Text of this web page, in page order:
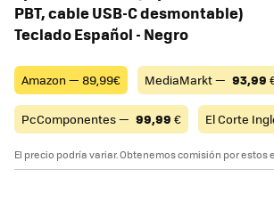
PBT, cable USB-C desmontable)
Teclado Español - Negro
Amazon — 89,99€ MediaMarkt — 93,99
PcComponentes — 99,99 € El Corte
El precio podría variar. Obtenemos comisión por estos